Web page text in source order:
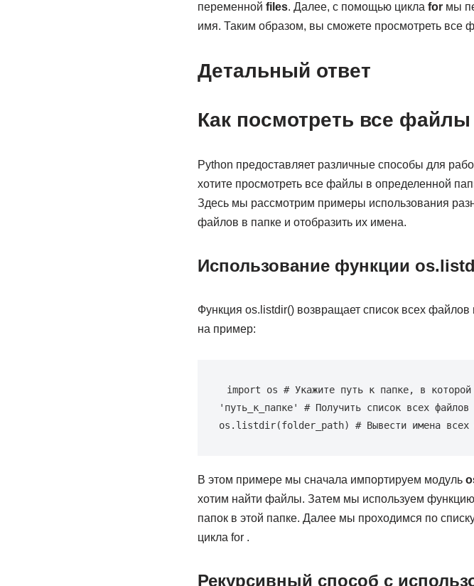
переменной files. Далее, с помощью цикла forмы
имя. Таким образом, вы сможете просмотреть все
Детальный ответ
Как посмотреть все
Python предоставляет различные способы для
хотите просмотреть все файлы в определенной
Здесь мы рассмотрим примеры использования
файлов в папке и отобразить их имена.
Использование функции
Функция os.listdir() возвращает список всех
на пример:
import os # Укажите путь к папке, в
'путь_к_папке' # Получить список всех
os.listdir(folder_path) # Вывести имена
В этом примере мы сначала импортируем модуль
хотим найти файлы. Затем мы используем
папок в этой папке. Далее мы проходимся по
цикла for .
Рекурсивный способ с